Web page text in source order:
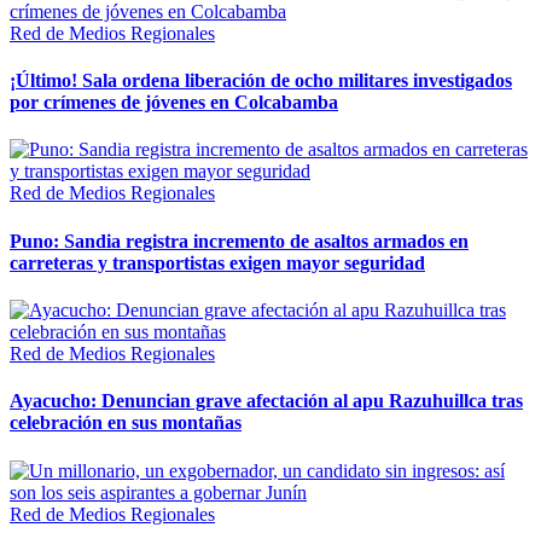
Red de Medios Regionales
¡Último! Sala ordena liberación de ocho militares investigados
por crímenes de jóvenes en Colcabamba
Red de Medios Regionales
Puno: Sandia registra incremento de asaltos armados en
carreteras y transportistas exigen mayor seguridad
Red de Medios Regionales
Ayacucho: Denuncian grave afectación al apu Razuhuillca tras
celebración en sus montañas
Red de Medios Regionales